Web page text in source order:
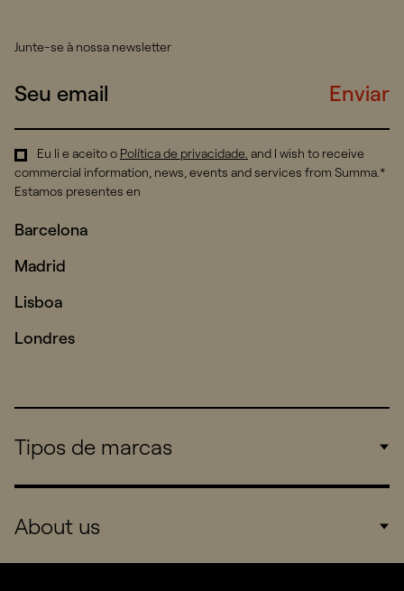
Junte-se à nossa newsletter
Enviar
Eu li e aceito o Política de privacidade. and I wish to receive
commercial information, news, events and services from Summa.*
Estamos presentes en
Barcelona
Madrid
Lisboa
Londres
Tipos de marcas
Consumers
About us